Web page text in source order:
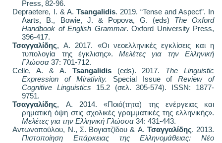
Press, 82-96.
Depraetere, I. & A. Tsangalidis. 2019. “Tense and Aspect”. In
Aarts, B., Bowie, J. & Popova, G. (eds) The Oxford
Handbook of English Grammar. Oxford University Press,
396-417.
Τσαγγαλίδης, Α. 2017. «Οι νεοελληνικές εγκλίσεις και η
τυπολογία της έγκλισης».Μελέτες για την Ελληνική
Γλώσσα37: 701-712.
Celle,A. & A. Tsangalidis (eds). 2017. The Linguistic
Expression of Mirativity. Special Issue ofReview of
Cognitive Linguistics 15.2 (σελ. 305-574). ISSN: 1877-
9751.
Τσαγγαλίδης, Α. 2014.«Ποιό(τητα) της ενέργειας και
ρηματική όψη στις σχολικές γραμματικές της ελληνικής».
Μελέτες για την Ελληνική Γλώσσα34: 431-443.
Αντωνοπούλου, Ν., Σ. Βογιατζίδου & Α. Τσαγγαλίδης. 2013.
Πιστοποίηση Επάρκειας της Ελληνομάθειας: Νέο